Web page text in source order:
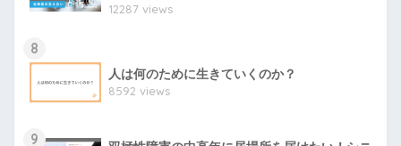
12287 views
8
人は何のために生きていくのか？
8592 views
9